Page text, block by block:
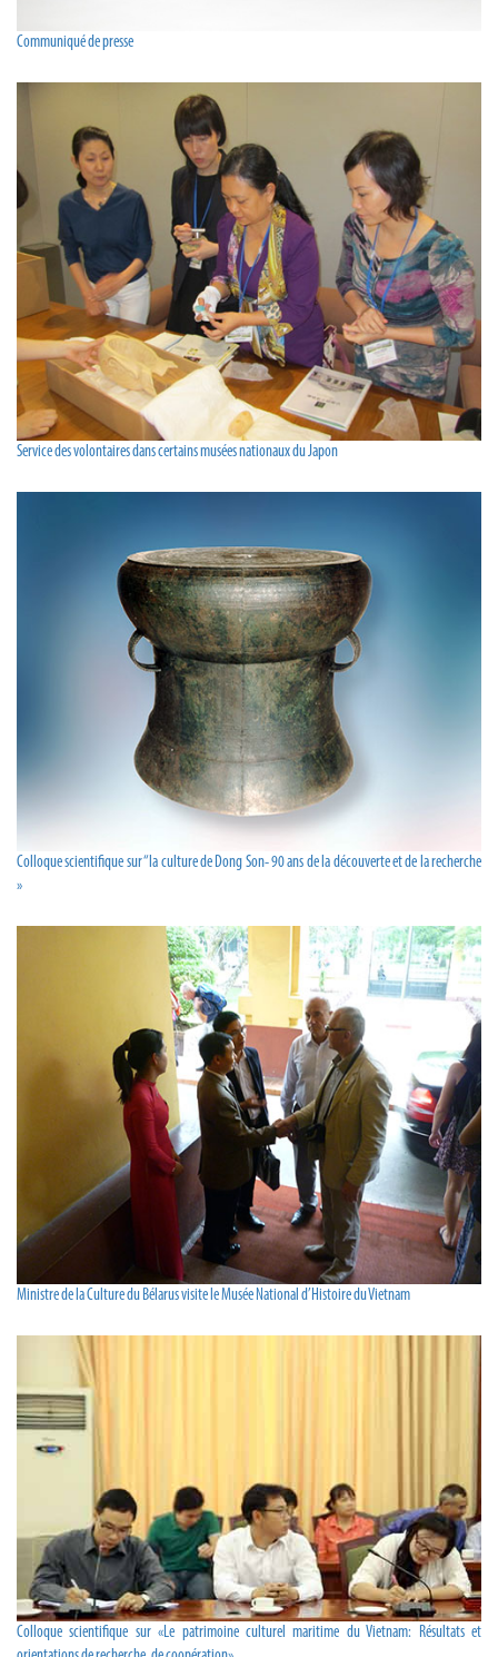
Communiqué de presse
Service des volontaires dans certains musées nationaux du Japon
Colloque scientifique sur “la culture de Dong Son- 90 ans de la découverte et de la recherche
»
Ministre de la Culture du Bélarus visite le Musée National d’Histoire du Vietnam
Colloque scientifique sur «Le patrimoine culturel maritime du Vietnam: Résultats et